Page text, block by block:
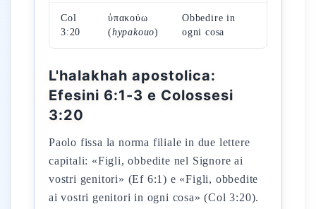
Col
3:20
ὑπακούω
(hypakouo)
Obbedire in
ogni cosa
L'halakhah apostolica:
Efesini 6:1-3 e Colossesi
3:20
Paolo fissa la norma filiale in due lettere
capitali: «Figli, obbedite nel Signore ai
vostri genitori» (Ef 6:1) e «Figli, obbedite
ai vostri genitori in ogni cosa» (Col 3:20).